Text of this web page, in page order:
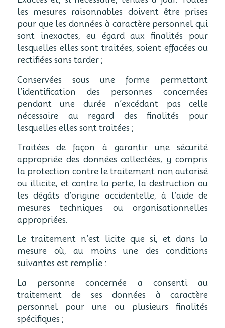
les mesures raisonnables doivent être prises
pour que les données à caractère personnel qui
sont inexactes, eu égard aux finalités pour
lesquelles elles sont traitées, soient effacées ou
rectifiées sans tarder ;
Conservées sous une forme permettant
l’identification des personnes concernées
pendant une durée n’excédant pas celle
nécessaire au regard des finalités pour
lesquelles elles sont traitées ;
Traitées de façon à garantir une sécurité
appropriée des données collectées, y compris
la protection contre le traitement non autorisé
ou illicite, et contre la perte, la destruction ou
les dégâts d’origine accidentelle, à l’aide de
mesures techniques ou organisationnelles
appropriées.
Le traitement n’est licite que si, et dans la
mesure où, au moins une des conditions
suivantes est remplie :
La personne concernée a consenti au
traitement de ses données à caractère
personnel pour une ou plusieurs finalités
spécifiques ;